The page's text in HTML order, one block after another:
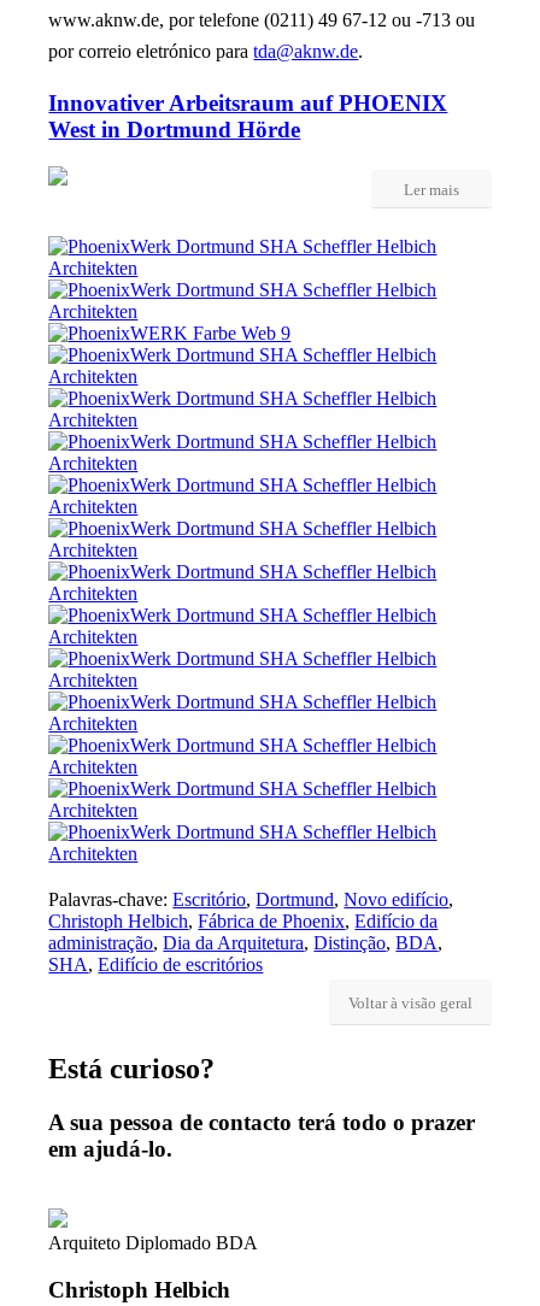
www.aknw.de, por telefone (0211) 49 67-12 ou -713 ou
por correio eletrónico paratda@aknw.de.
Innovativer Arbeitsraum auf PHOENIX
West in Dortmund Hörde
Ler mais
Palavras-chave: Escritório,Dortmund,Novo edifício,
Christoph Helbich,Fábrica de Phoenix,Edifício da
administração,Dia da Arquitetura,Distinção,BDA,
SHA,Edifício de escritórios
Voltar à visão geral
Está curioso?
A sua pessoa de contacto terá todo o prazer
em ajudá-lo.
Arquiteto Diplomado BDA
ChristophHelbich